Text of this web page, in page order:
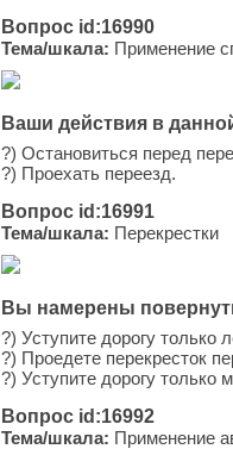
Вопрос id:16990
Тема/шкала: Применение
Ваши действия в
?) Остановиться перед
?) Проехать переезд.
Вопрос id:16991
Тема/шкала: Перекрестки
Вы намерены
?) Уступите дорогу только
?) Проедете перекресток
?) Уступите дорогу только
Вопрос id:16992
Тема/шкала: Применение